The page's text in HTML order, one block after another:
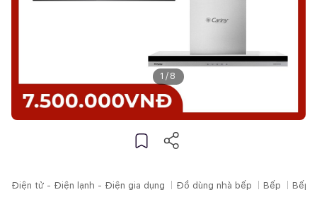
1 / 8
Điện tử - Điện lạnh - Điện gia dụng Đồ dùng nhà bếp Bếp Bếp